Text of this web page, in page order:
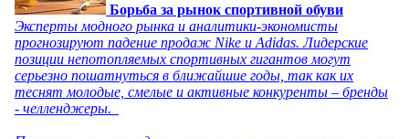
Борьба за рынок спортивной обуви
Эксперты модного рынка и аналитики-экономисты
прогнозируют падение продаж Nike и Adidas. Лидерские
позиции непотопляемых спортивных гигантов могут
серьезно пошатнуться в ближайшие годы, так как их
теснят молодые, смелые и активные конкуренты – бренды
- челленджеры.